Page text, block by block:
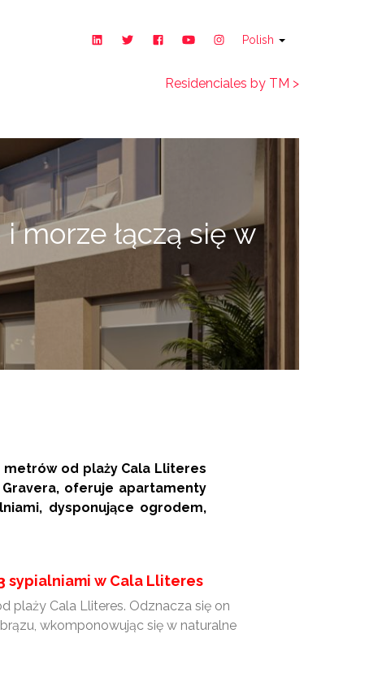
Polish
Residenciales by TM >
morze łączą się w
metrów od plaży Cala Lliteres
oferuje apartamenty
dysponujące ogrodem,
sypialniami w Cala Lliteres
plaży Cala Lliteres. Odznacza się on
wkomponowując się w naturalne